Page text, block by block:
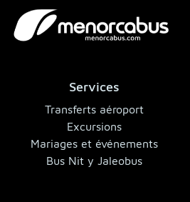
Services
Transferts aéroport
Excursions
Mariages et événements
Bus Nit y Jaleobus